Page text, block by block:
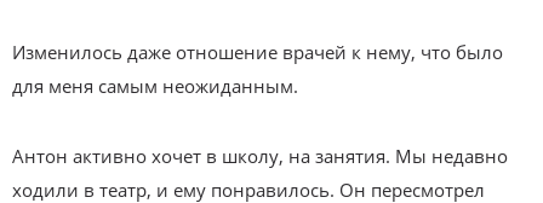
Изменилось даже отношение врачей к нему, что было
для меня самым неожиданным.
Антон активно хочет в школу, на занятия. Мы недавно
ходили в театр, и ему понравилось. Он пересмотрел